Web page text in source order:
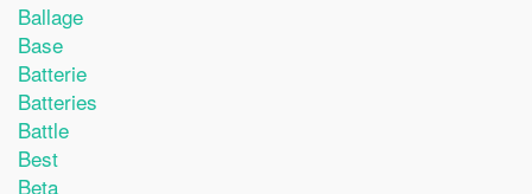
Ballage
Base
Batterie
Batteries
Battle
Best
Beta